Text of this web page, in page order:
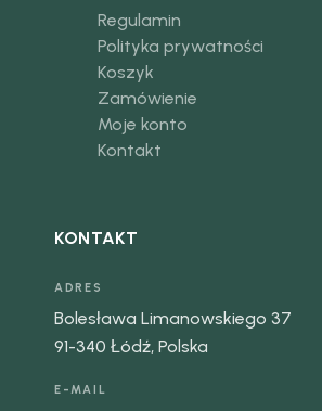
Regulamin
Polityka prywatności
Koszyk
Zamówienie
Moje konto
Kontakt
KONTAKT
ADRES
Bolesława Limanowskiego 37
91-340 Łódź, Polska
E-MAIL